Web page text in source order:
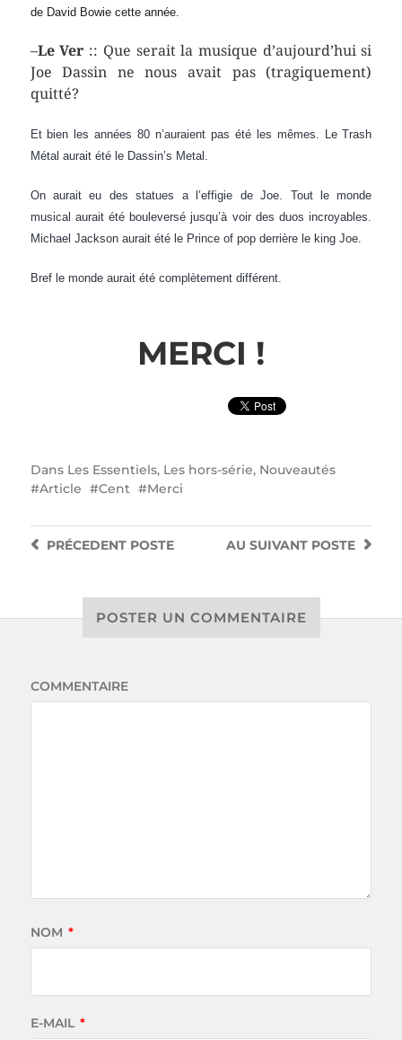
de David Bowie cette année.
–Le Ver :: Que serait la musique d’aujourd’hui si
Joe Dassin ne nous avait pas (tragiquement)
quitté?
Et bien les années 80 n’auraient pas été les mêmes. Le Trash
Métal aurait été le Dassin’s Metal.
On aurait eu des statues a l’effigie de Joe. Tout le monde
musical aurait été bouleversé jusqu’à voir des duos incroyables.
Michael Jackson aurait été le Prince of pop derrière le king Joe.
Bref le monde aurait été complètement différent.
MERCI !
Dans Les Essentiels, Les hors-série, Nouveautés
Article
Cent Merci
AU SUIVANT POSTE
PRÉCEDENTPOSTE
POSTER UN COMMENTAIRE
COMMENTAIRE
NOM *
E-MAIL *